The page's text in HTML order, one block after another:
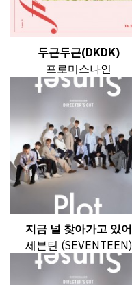
두근두근(DKDK)
프로미스나인
지금 널 찾아가고 있어
세븐틴 (SEVENTEEN)